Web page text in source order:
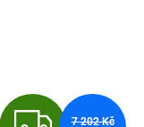
7 202 Kč